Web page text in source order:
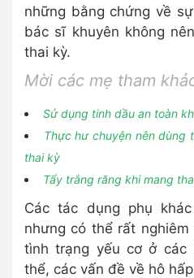
những bằng chứng về
bác sĩ khuyên không
thai kỳ.
Mời các mẹ tham
Sử dụng tinh dầu an toàn
Thực hư chuyện nên dùng
thai kỳ
Tẩy trắng răng khi mang
Các tác dụng phụ
nhưng có thể rất
tình trạng yếu cơ ở các
thể, các vấn đề về hô